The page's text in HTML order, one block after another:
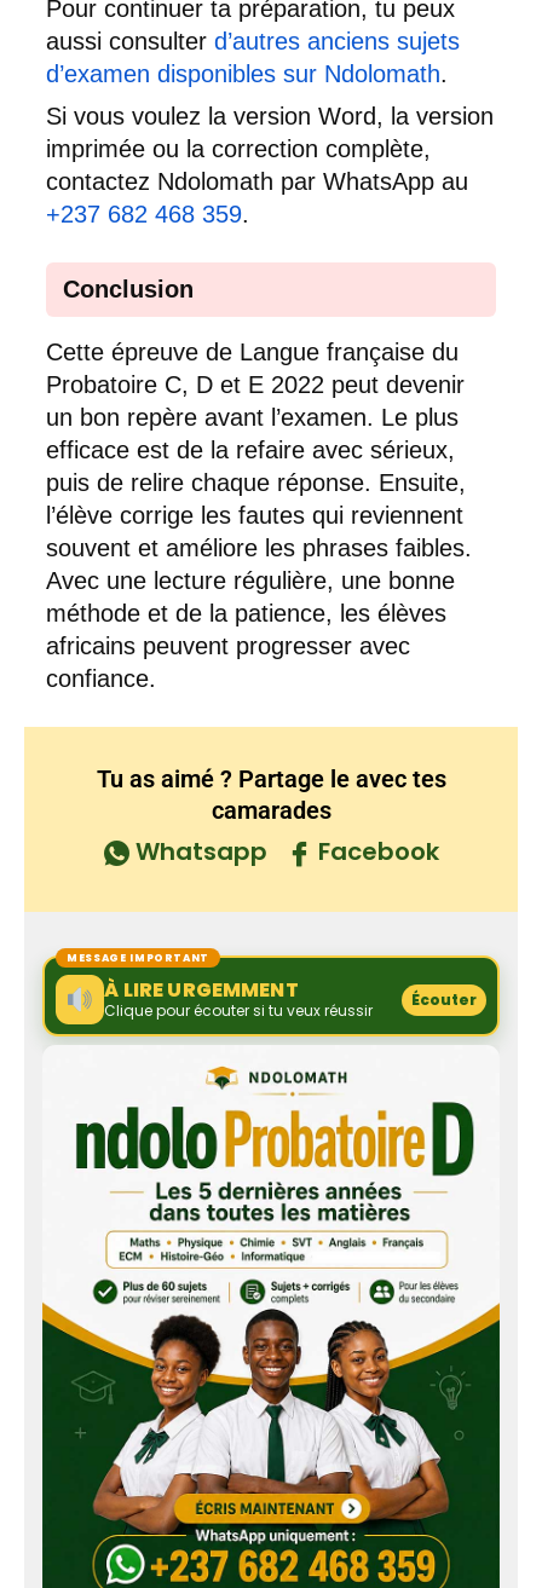
Pour continuer ta préparation, tu peux
aussi consulter d’autres anciens sujets
d’examen disponibles sur Ndolomath.
Si vous voulez la version Word, la version
imprimée ou la correction complète,
contactez Ndolomath par WhatsApp au
+237 682 468 359.
Conclusion
Cette épreuve de Langue française du
Probatoire C, D et E 2022 peut devenir
un bon repère avant l’examen. Le plus
efficace est de la refaire avec sérieux,
puis de relire chaque réponse. Ensuite,
l’élève corrige les fautes qui reviennent
souvent et améliore les phrases faibles.
Avec une lecture régulière, une bonne
méthode et de la patience, les élèves
africains peuvent progresser avec
confiance.
Tu as aimé ? Partage le avec tes
camarades
Whatsapp Facebook
MESSAGE IMPORTANT
À LIRE URGEMMENT
Clique pour écouter si tu veux réussir
Écouter